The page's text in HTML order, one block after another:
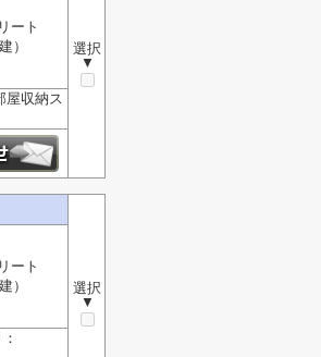
選択
▼
ート
）
屋収納ス
選択
▼
ート
）